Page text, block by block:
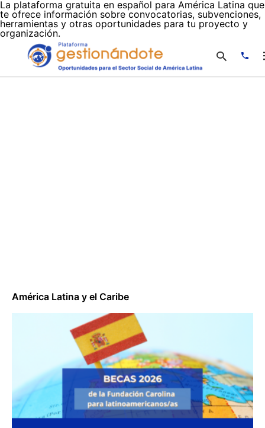
La plataforma gratuita en español para América Latina que
te ofrece información sobre convocatorias, subvenciones,
herramientas y otras oportunidades para tu proyecto y
organización.
América Latina y el Caribe